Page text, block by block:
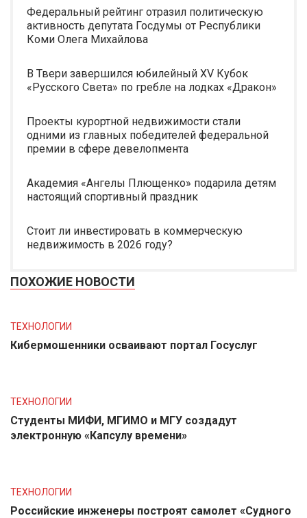
Федеральный рейтинг отразил политическую
активность депутата Госдумы от Республики
Коми Олега Михайлова
В Твери завершился юбилейный XV Кубок
«Русского Света» по гребле на лодках «Дракон»
Проекты курортной недвижимости стали
одними из главных победителей федеральной
премии в сфере девелопмента
Академия «Ангелы Плющенко» подарила детям
настоящий спортивный праздник
Стоит ли инвестировать в коммерческую
недвижимость в 2026 году?
ПОХОЖИЕ НОВОСТИ
ТЕХНОЛОГИИ
Кибермошенники осваивают портал Госуслуг
ТЕХНОЛОГИИ
Студенты МИФИ, МГИМО и МГУ создадут
электронную «Капсулу времени»
ТЕХНОЛОГИИ
Российские инженеры построят самолет «Судного